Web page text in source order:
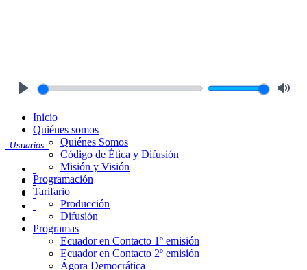
Usuarios
Inicio
Quiénes somos
Quiénes Somos
Código de Ética y Difusión
Misión y Visión
Programación
Tarifario
Producción
Difusión
Programas
Ecuador en Contacto 1º emisión
Ecuador en Contacto 2º emisión
Ágora Democrática